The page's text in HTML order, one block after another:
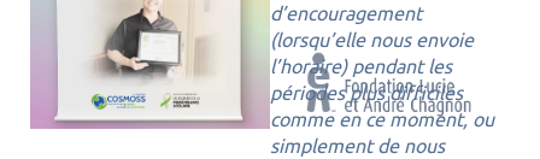
d’encouragement
(lorsqu’elle nous envoie
l’horaire) pendant les
périodes plus difficiles
comme en ce moment, ou
simplement de nous
AVEC LE SOUTIEN DE